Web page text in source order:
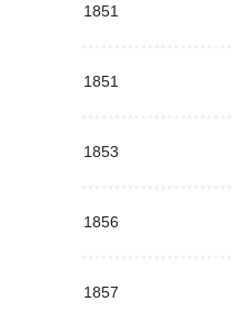
1851
1851
1853
1856
1857